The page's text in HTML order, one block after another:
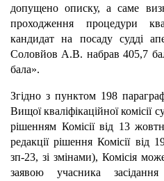
допущено описку, а саме
проходження процедури
кандидат на посаду судді
Соловйов А.В. набрав 405,7
бала».
Згідно з пунктом 198
Вищої кваліфікаційної комісії
рішенням Комісії від 13
редакції рішення Комісії
зп-23, зі змінами), Комісія
заявою учасника